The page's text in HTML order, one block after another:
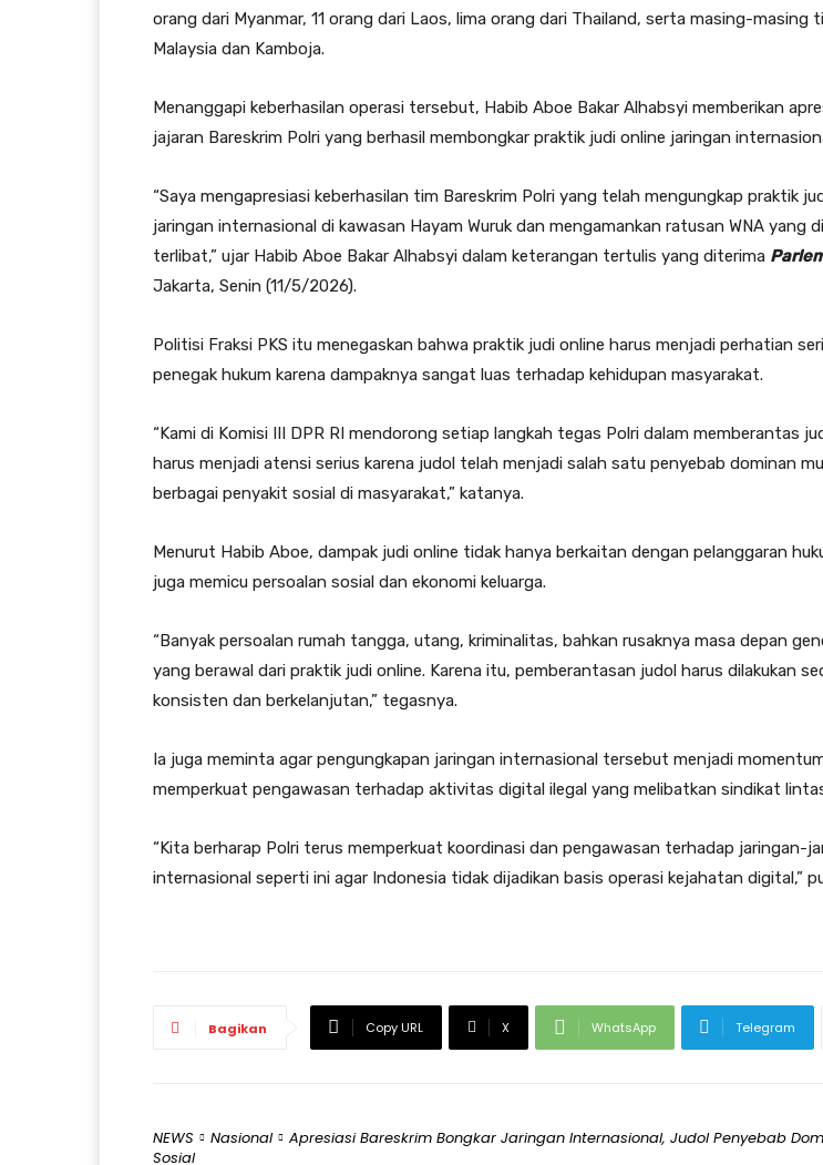
orang dari Myanmar, 11 orang dari Laos, lima orang dari Thailand, serta masing-masing
Malaysia dan Kamboja.
Menanggapi keberhasilan operasi tersebut, Habib Aboe Bakar Alhabsyi memberikan
jajaran Bareskrim Polri yang berhasil membongkar praktik judi online jaringan
“Saya mengapresiasi keberhasilan tim Bareskrim Polri yang telah mengungkap praktik
jaringan internasional di kawasan Hayam Wuruk dan mengamankan ratusan WNA yang
terlibat,” ujar Habib Aboe Bakar Alhabsyi dalam keterangan tertulis yang diterima
Jakarta, Senin (11/5/2026).
Politisi Fraksi PKS itu menegaskan bahwa praktik judi online harus menjadi perhatian
penegak hukum karena dampaknya sangat luas terhadap kehidupan masyarakat.
“Kami di Komisi III DPR RI mendorong setiap langkah tegas Polri dalam memberantas
harus menjadi atensi serius karena judol telah menjadi salah satu penyebab dominan
berbagai penyakit sosial di masyarakat,” katanya.
Menurut Habib Aboe, dampak judi online tidak hanya berkaitan dengan pelanggaran
juga memicu persoalan sosial dan ekonomi keluarga.
“Banyak persoalan rumah tangga, utang, kriminalitas, bahkan rusaknya masa depan
yang berawal dari praktik judi online. Karena itu, pemberantasan judol harus dilakukan
konsisten dan berkelanjutan,” tegasnya.
Ia juga meminta agar pengungkapan jaringan internasional tersebut menjadi
memperkuat pengawasan terhadap aktivitas digital ilegal yang melibatkan sindikat
“Kita berharap Polri terus memperkuat koordinasi dan pengawasan terhadap jaringan-
internasional seperti ini agar Indonesia tidak dijadikan basis operasi kejahatan digital,”
Bagikan Copy URL X WhatsApp Telegram
NEWS Nasional
Apresiasi Bareskrim Bongkar Jaringan Internasional, Judol Penyebab
Sosial